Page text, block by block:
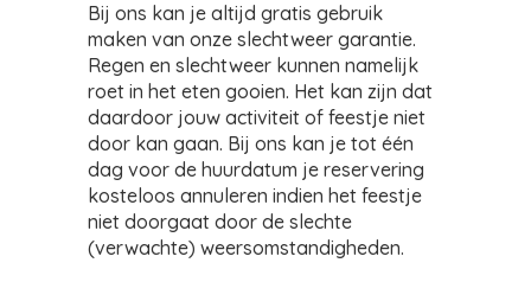
Bij ons kan je altijd gratis gebruik
maken van onze slechtweer garantie.
Regen en slechtweer kunnen namelijk
roet in het eten gooien. Het kan zijn dat
daardoor jouw activiteit of feestje niet
door kan gaan. Bij ons kan je tot één
dag voor de huurdatum je reservering
kosteloos annuleren indien het feestje
niet doorgaat door de slechte
(verwachte) weersomstandigheden.